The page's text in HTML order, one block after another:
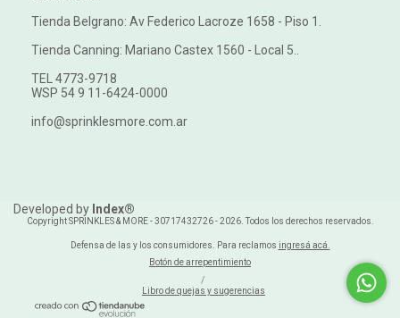
Tienda Belgrano: Av Federico Lacroze 1658 - Piso 1.
Tienda Canning: Mariano Castex 1560 - Local 5..
TEL 4773-9718
WSP 54 9 11-6424-0000
info@sprinklesmore.com.ar
Developed by Index®
Copyright SPRINKLES & MORE - 30717432726 - 2026. Todos los derechos reservados.
Defensa de las y los consumidores. Para reclamos ingresá acá.
Botón de arrepentimiento
/
Libro de quejas y sugerencias